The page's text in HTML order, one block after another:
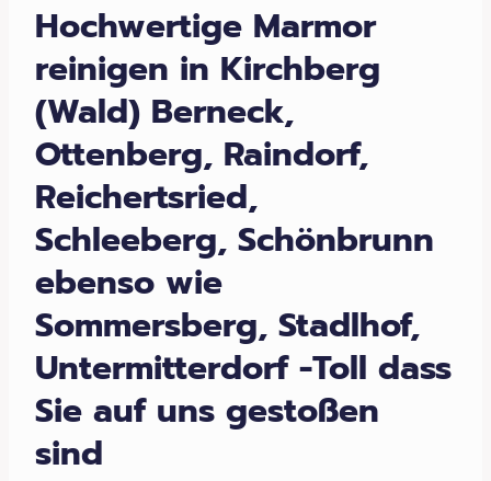
Hochwertige Marmor
reinigen in Kirchberg
(Wald) Berneck,
Ottenberg, Raindorf,
Reichertsried,
Schleeberg, Schönbrunn
ebenso wie
Sommersberg, Stadlhof,
Untermitterdorf -Toll dass
Sie auf uns gestoßen
sind